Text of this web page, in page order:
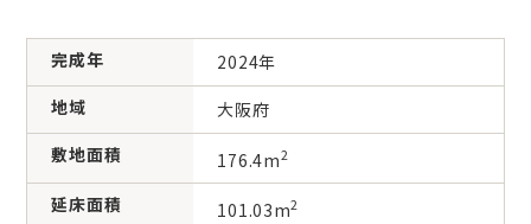
完成年
2024年
地域
大阪府
敷地面積
176.4m2
延床面積 101.03m2